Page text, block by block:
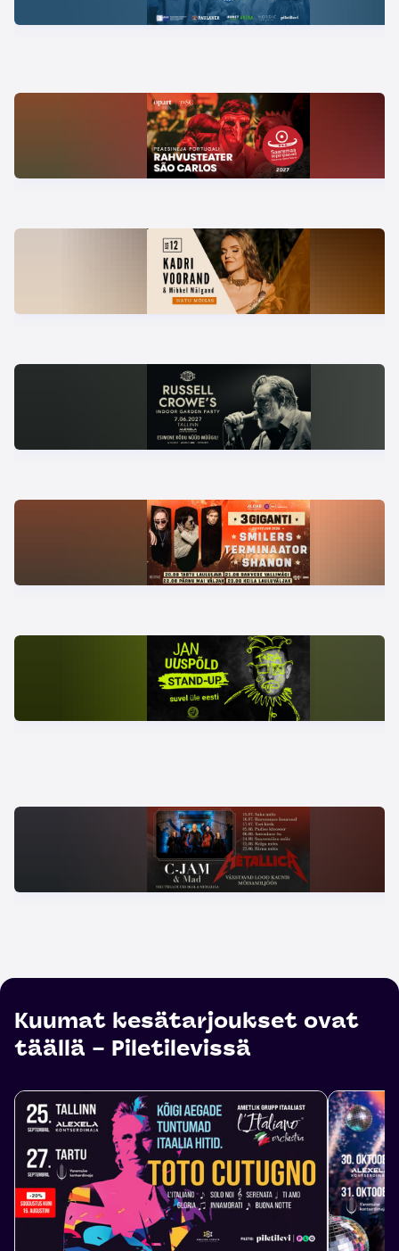
Kuumat kesätarjoukset ovat
täällä – Piletilevissä